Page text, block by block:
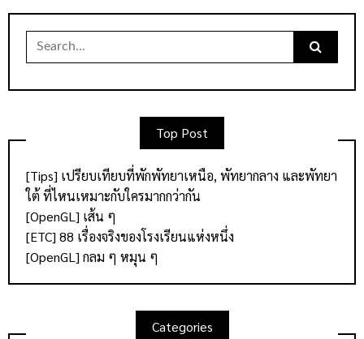
Search
for:
Top Post
[Tips] เปรียบเทียบที่พักพัทยาเหนือ, พัทยากลาง และพัทยา
ใต้ ที่ไหนเหมาะกับใครมากกว่ากัน
[OpenGL] เส้น ๆ
[ETC] 88 เรื่องจริงของโรงเรียนแห่งหนึ่ง
[OpenGL] กลม ๆ หมุน ๆ
Categories